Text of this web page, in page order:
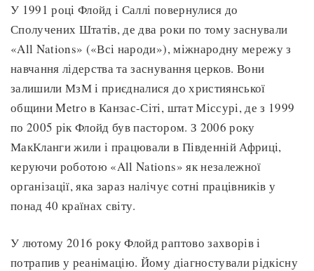
У 1991 році Флойд і Саллі повернулися до
Сполучених Штатів, де два роки по тому заснували
«All Nations» («Всі народи»), міжнародну мережу з
навчання лідерства та заснування церков. Вони
залишили МзМ і приєдналися до християнської
общини Metro в Канзас-Сіті, штат Міссурі, де з 1999
по 2005 рік Флойд був пастором. З 2006 року
МакКланги жили і працювали в Південній Африці,
керуючи роботою «All Nations» як незалежної
організації, яка зараз налічує сотні працівників у
понад 40 країнах світу.
У лютому 2016 року Флойд раптово захворів і
потрапив у реанімацію. Йому діагностували рідкісну